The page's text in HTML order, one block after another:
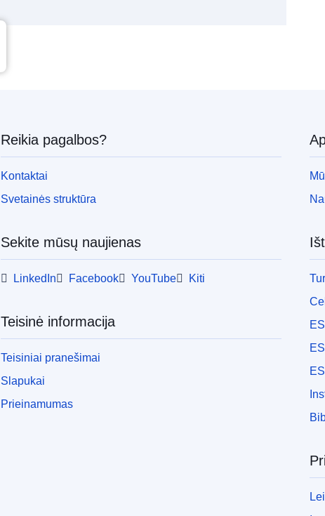
Reikia pagalbos?
Kontaktai
Svetainės struktūra
Sekite mūsų naujienas
LinkedIn Facebook YouTube Kiti
Teisinė informacija
Teisiniai pranešimai
Slapukai
Prieinamumas